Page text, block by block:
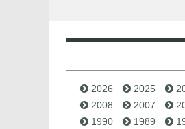
2026 2025
2008
2007
1990
1989